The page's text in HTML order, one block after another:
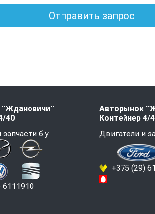
Отправить запрос
40
б.у.
6111910
Авторынок
Контейнер 4/
Двигатели и
+375 (29)